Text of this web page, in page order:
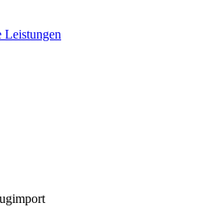
Leistungen